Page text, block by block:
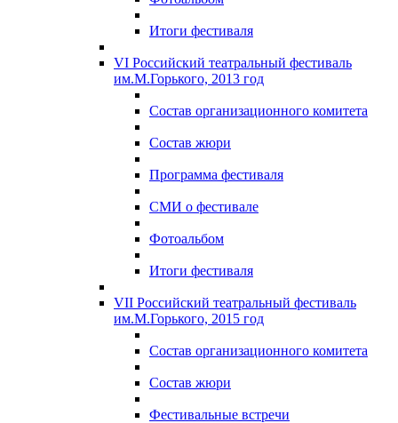
Итоги фестиваля
VI Российский театральный фестиваль
им.М.Горького, 2013 год
Состав организационного комитета
Состав жюри
Программа фестиваля
СМИ о фестивале
Фотоальбом
Итоги фестиваля
VII Российский театральный фестиваль
им.М.Горького, 2015 год
Состав организационного комитета
Состав жюри
Фестивальные встречи